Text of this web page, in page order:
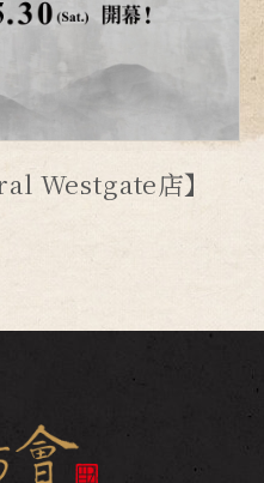
Westgate店】